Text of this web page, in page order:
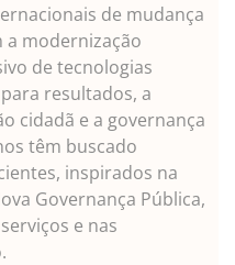
de mudança
a modernização
de tecnologias
resultados, a
cidadã e a governança
têm buscado
inspirados na
Governança Pública,
e nas